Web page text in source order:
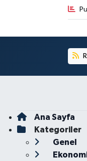
Ana Sayfa
Kategoriler
Genel